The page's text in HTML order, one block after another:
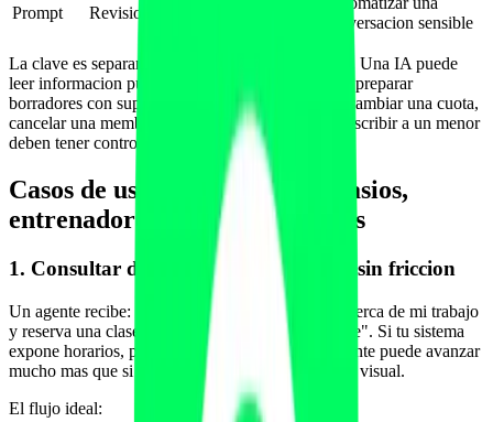
Prompt Revision semanal de adherencia
conversacion sensible
La clave es separar lectura, propuesta y ejecucion. Una IA puede
leer informacion publica sin mucho riesgo. Puede preparar
borradores con supervision. Pero acciones como cambiar una cuota,
cancelar una membresia, editar un plan clinico o escribir a un menor
deben tener controles estrictos.
Casos de uso reales para gimnasios,
entrenadores y centros wellness
1. Consultar disponibilidad y reservar sin friccion
Un agente recibe: "Busca un gimnasio de fuerza cerca de mi trabajo
y reserva una clase de prueba el martes por la tarde". Si tu sistema
expone horarios, plazas y reglas de reserva, el agente puede avanzar
mucho mas que si tiene que interpretar una pagina visual.
El flujo ideal: